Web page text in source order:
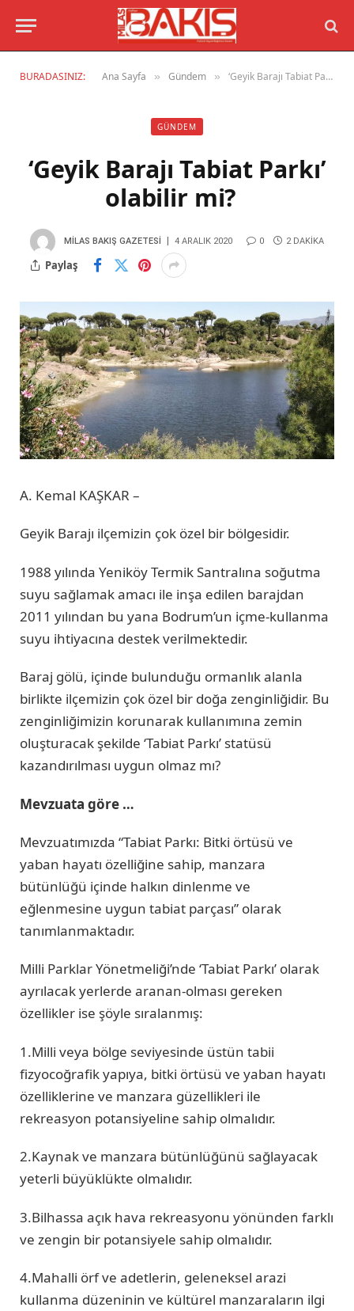
BURADASINIZ: Ana Sayfa » Gündem » ‘Geyik Barajı Tabiat Parkı’ olabilir mi?
GÜNDEM
‘Geyik Barajı Tabiat Parkı’
olabilir mi?
MILAS BAKIŞ GAZETESI 4 ARALIK 2020 0 2 DAKIKA
Paylaş
A. Kemal KAŞKAR –
Geyik Barajı ilçemizin çok özel bir bölgesidir.
1988 yılında Yeniköy Termik Santralına soğutma
suyu sağlamak amacı ile inşa edilen barajdan
2011 yılından bu yana Bodrum’un içme-kullanma
suyu ihtiyacına destek verilmektedir.
Baraj gölü, içinde bulunduğu ormanlık alanla
birlikte ilçemizin çok özel bir doğa zenginliğidir. Bu
zenginliğimizin korunarak kullanımına zemin
oluşturacak şekilde ‘Tabiat Parkı’ statüsü
kazandırılması uygun olmaz mı?
Mevzuata göre …
Mevzuatımızda “Tabiat Parkı: Bitki örtüsü ve
yaban hayatı özelliğine sahip, manzara
bütünlüğü içinde halkın dinlenme ve
eğlenmesine uygun tabiat parçası” olarak
tanımlanmaktadır.
Milli Parklar Yönetmeliği’nde ‘Tabiat Parkı’ olarak
ayrılacak yerlerde aranan-olması gereken
özellikler ise şöyle sıralanmış:
1.Milli veya bölge seviyesinde üstün tabii
fizyocoğrafik yapıya, bitki örtüsü ve yaban hayatı
özelliklerine ve manzara güzellikleri ile
rekreasyon potansiyeline sahip olmalıdır.
2.Kaynak ve manzara bütünlüğünü sağlayacak
yeterli büyüklükte olmalıdır.
3.Bilhassa açık hava rekreasyonu yönünden farklı
ve zengin bir potansiyele sahip olmalıdır.
4.Mahalli örf ve adetlerin, geleneksel arazi
kullanma düzeninin ve kültürel manzaraların ilgi